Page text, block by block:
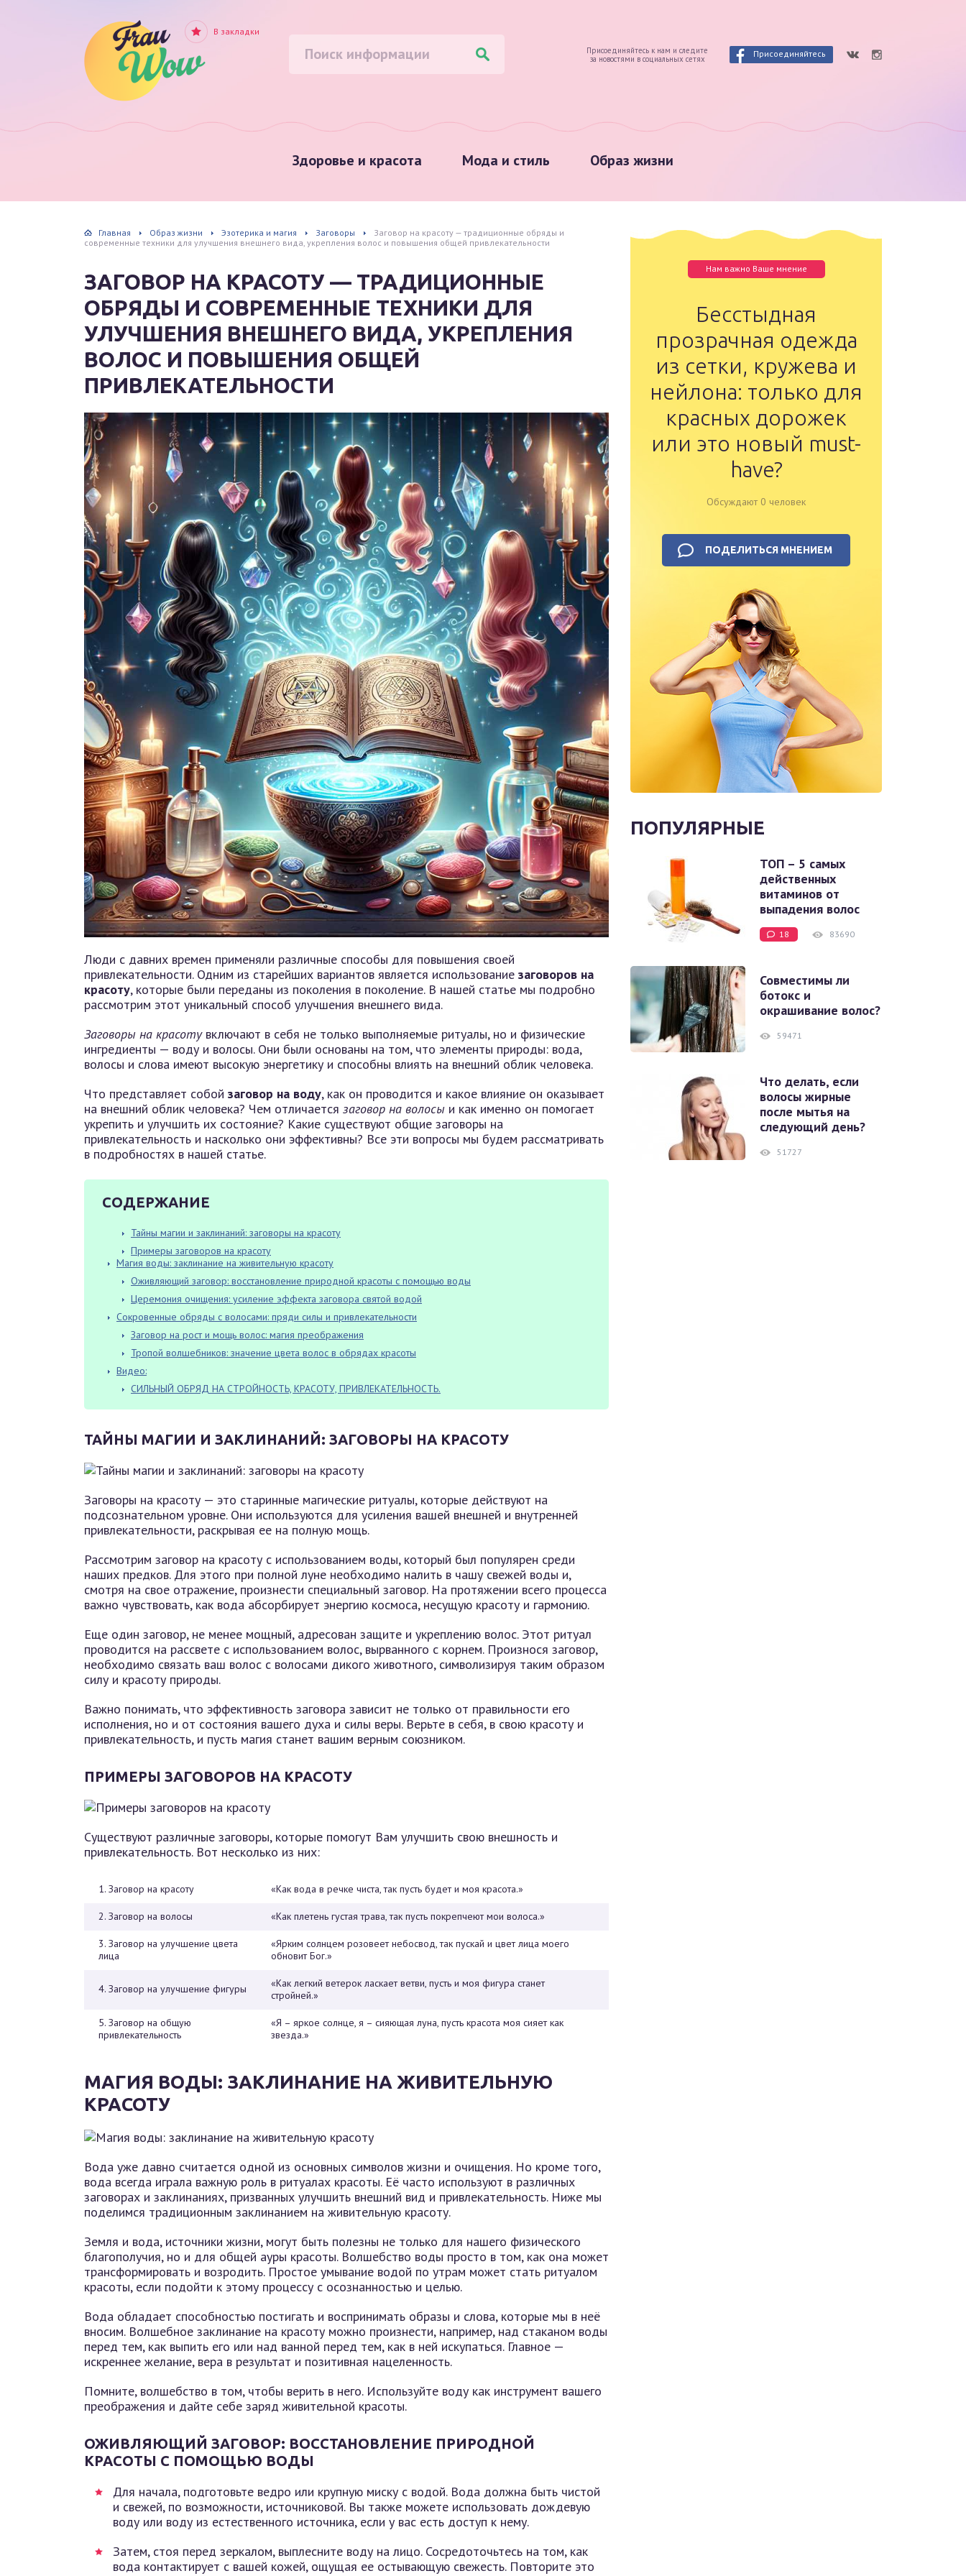
Здоровье и красота Мода и стиль Образ жизни
Присоединяйтесь к нам и следите
за новостями в социальных сетях
Присоединяйтесь
В закладки
Главная Образ жизни Эзотерика и магия Заговоры
Заговор на красоту — традиционные обряды и
современные техники для улучшения внешнего вида, укрепления волос и повышения общей привлекательности
ЗАГОВОР НА КРАСОТУ — ТРАДИЦИОННЫЕ
ОБРЯДЫ И СОВРЕМЕННЫЕ ТЕХНИКИ ДЛЯ
УЛУЧШЕНИЯ ВНЕШНЕГО ВИДА, УКРЕПЛЕНИЯ
ВОЛОС И ПОВЫШЕНИЯ ОБЩЕЙ
ПРИВЛЕКАТЕЛЬНОСТИ
Люди с давних времен применяли различные способы для повышения своей
привлекательности. Одним из старейших вариантов является использование заговоров на
красоту, которые были переданы из поколения в поколение. В нашей статье мы подробно
рассмотрим этот уникальный способ улучшения внешнего вида.
Заговоры на красотувключают в себя не только выполняемые ритуалы, но и физические
ингредиенты — воду и волосы. Они были основаны на том, что элементы природы: вода,
волосы и слова имеют высокую энергетику и способны влиять на внешний облик человека.
Что представляет собой заговор на воду, как он проводится и какое влияние он оказывает
на внешний облик человека? Чем отличается заговор на волосы и как именно он помогает
укрепить и улучшить их состояние? Какие существуют общие заговоры на
привлекательность и насколько они эффективны? Все эти вопросы мы будем рассматривать
в подробностях в нашей статье.
СОДЕРЖАНИЕ
Тайны магии и заклинаний: заговоры на красоту
Примеры заговоров на красоту
Магия воды: заклинание на живительную красоту
Оживляющий заговор: восстановление природной красоты с помощью воды
Церемония очищения: усиление эффекта заговора святой водой
Сокровенные обряды с волосами: пряди силы и привлекательности
Заговор на рост и мощь волос: магия преображения
Тропой волшебников: значение цвета волос в обрядах красоты
Видео:
СИЛЬНЫЙ ОБРЯД НА СТРОЙНОСТЬ, КРАСОТУ, ПРИВЛЕКАТЕЛЬНОСТЬ.
ТАЙНЫ МАГИИ И ЗАКЛИНАНИЙ: ЗАГОВОРЫ НА КРАСОТУ
Заговоры на красоту — это старинные магические ритуалы, которые действуют на
подсознательном уровне. Они используются для усиления вашей внешней и внутренней
привлекательности, раскрывая ее на полную мощь.
Рассмотрим заговор на красоту с использованием воды, который был популярен среди
наших предков. Для этого при полной луне необходимо налить в чашу свежей воды и,
смотря на свое отражение, произнести специальный заговор. На протяжении всего процесса
важно чувствовать, как вода абсорбирует энергию космоса, несущую красоту и гармонию.
Еще один заговор, не менее мощный, адресован защите и укреплению волос. Этот ритуал
проводится на рассвете с использованием волос, вырванного с корнем. Произнося заговор,
необходимо связать ваш волос с волосами дикого животного, символизируя таким образом
силу и красоту природы.
Важно понимать, что эффективность заговора зависит не только от правильности его
исполнения, но и от состояния вашего духа и силы веры. Верьте в себя, в свою красоту и
привлекательность, и пусть магия станет вашим верным союзником.
ПРИМЕРЫ ЗАГОВОРОВ НА КРАСОТУ
Существуют различные заговоры, которые помогут Вам улучшить свою внешность и
привлекательность. Вот несколько из них:
1. Заговор на красоту «Как вода в речке чиста, так пусть будет и моя красота.»
2. Заговор на волосы «Как плетень густая трава, так пусть покрепчеют мои волоса.»
3. Заговор на улучшение цвета
лица
«Ярким солнцем розовеет небосвод, так пускай и цвет лица моего
обновит Бог.»
4. Заговор на улучшение фигуры
«Как легкий ветерок ласкает ветви, пусть и моя фигура станет
стройней.»
5. Заговор на общую
привлекательность
«Я – яркое солнце, я – сияющая луна, пусть красота моя сияет как
звезда.»
МАГИЯ ВОДЫ: ЗАКЛИНАНИЕ НА ЖИВИТЕЛЬНУЮ
КРАСОТУ
Вода уже давно считается одной из основных символов жизни и очищения. Но кроме того,
вода всегда играла важную роль в ритуалах красоты. Её часто используют в различных
заговорах и заклинаниях, призванных улучшить внешний вид и привлекательность. Ниже мы
поделимся традиционным заклинанием на живительную красоту.
Земля и вода, источники жизни, могут быть полезны не только для нашего физического
благополучия, но и для общей ауры красоты. Волшебство воды просто в том, как она может
трансформировать и возродить. Простое умывание водой по утрам может стать ритуалом
красоты, если подойти к этому процессу с осознанностью и целью.
Вода обладает способностью постигать и воспринимать образы и слова, которые мы в неё
вносим. Волшебное заклинание на красоту можно произнести, например, над стаканом воды
перед тем, как выпить его или над ванной перед тем, как в ней искупаться. Главное —
искреннее желание, вера в результат и позитивная нацеленность.
Помните, волшебство в том, чтобы верить в него. Используйте воду как инструмент вашего
преображения и дайте себе заряд живительной красоты.
ОЖИВЛЯЮЩИЙ ЗАГОВОР: ВОССТАНОВЛЕНИЕ ПРИРОДНОЙ
КРАСОТЫ С ПОМОЩЬЮ ВОДЫ
Для начала, подготовьте ведро или крупную миску с водой. Вода должна быть чистой
и свежей, по возможности, источниковой. Вы также можете использовать дождевую
воду или воду из естественного источника, если у вас есть доступ к нему.
Затем, стоя перед зеркалом, выплесните воду на лицо. Сосредоточьтесь на том, как
вода контактирует с вашей кожей, ощущая ее остывающую свежесть. Повторите это
Нам важно Ваше мнение
Бесстыдная
прозрачная одежда
из сетки, кружева и
нейлона: только для
красных дорожек
или это новый must-
have?
Обсуждают 0 человек
ПОДЕЛИТЬСЯ МНЕНИЕМ
ПОПУЛЯРНЫЕ
ТОП – 5 самых
действенных
витаминов от
выпадения волос
18 83690
Совместимы ли
ботокс и
окрашивание волос?
59471
Что делать, если
волосы жирные
после мытья на
следующий день?
51727